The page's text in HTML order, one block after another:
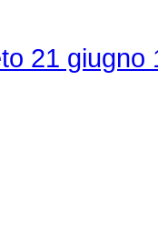
21 giugno